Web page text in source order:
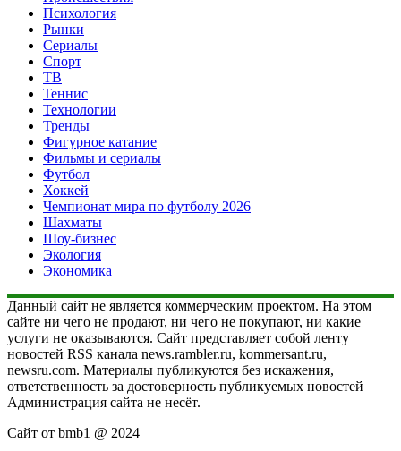
Психология
Рынки
Сериалы
Спорт
ТВ
Теннис
Технологии
Тренды
Фигурное катание
Фильмы и сериалы
Футбол
Хоккей
Чемпионат мира по футболу 2026
Шахматы
Шоу-бизнес
Экология
Экономика
Данный сайт не является коммерческим проектом. На этом
сайте ни чего не продают, ни чего не покупают, ни какие
услуги не оказываются. Сайт представляет собой ленту
новостей RSS канала news.rambler.ru, kommersant.ru,
newsru.com. Материалы публикуются без искажения,
ответственность за достоверность публикуемых новостей
Администрация сайта не несёт.
Сайт от bmb1 @ 2024